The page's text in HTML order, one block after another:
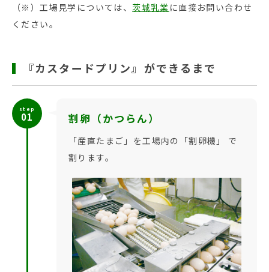
（※）工場見学については、茨城乳業 に直接お問い合わせ
ください。
『カスタードプリン』ができるまで
step
01 割卵（かつらん）
「産直たまご」を工場内の「割卵機」 で
割ります。